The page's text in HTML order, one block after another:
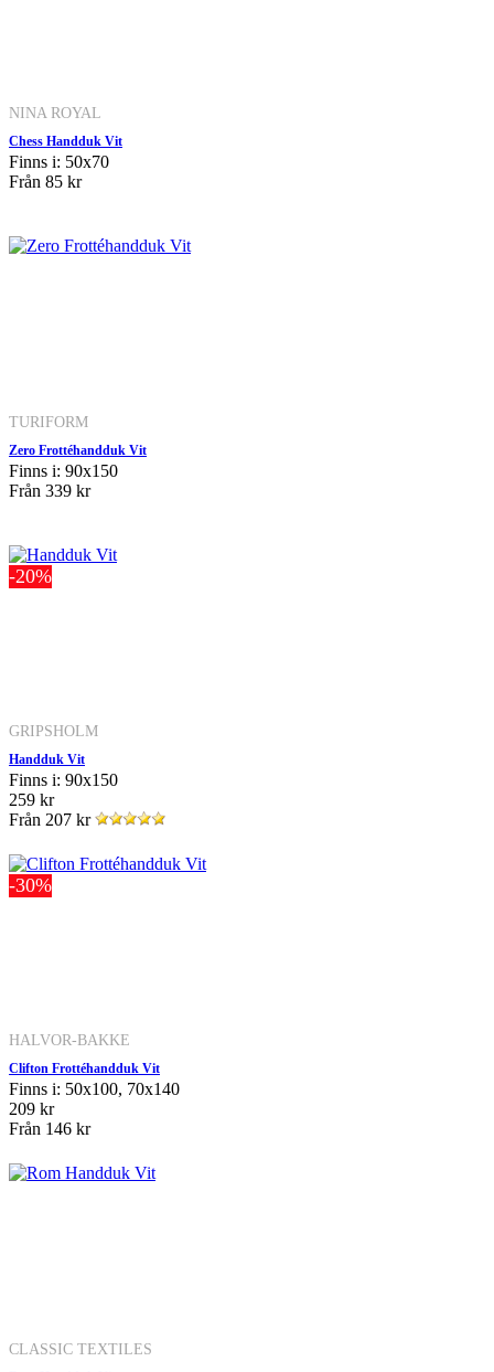
NINA ROYAL
Chess Handduk Vit
Finns i: 50x70
Från 85 kr
TURIFORM
Zero Frottéhandduk Vit
Finns i: 90x150
Från 339 kr
-20%
GRIPSHOLM
Handduk Vit
Finns i: 90x150
259 kr
Från 207 kr
-30%
HALVOR-BAKKE
Clifton Frottéhandduk Vit
Finns i: 50x100, 70x140
209 kr
Från 146 kr
CLASSIC TEXTILES